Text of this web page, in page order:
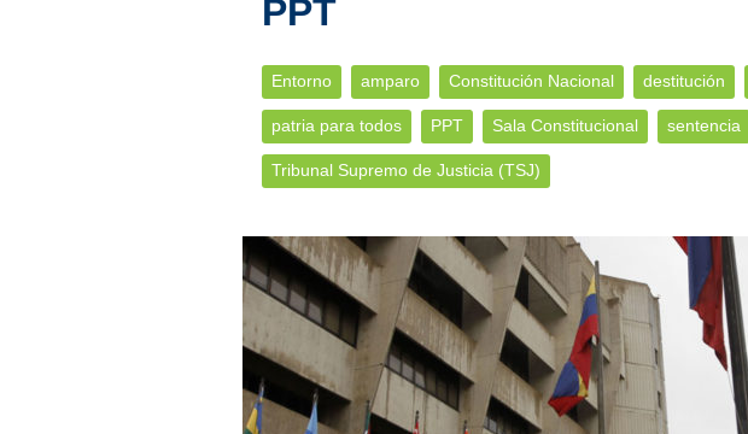
PPT
Entorno amparo Constitución Nacional destitución
patria para todos PPT Sala Constitucional sentencia
Tribunal Supremo de Justicia (TSJ)